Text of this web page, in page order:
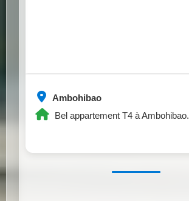
Ambohibao
Bel appartement T4 à Ambohibao.